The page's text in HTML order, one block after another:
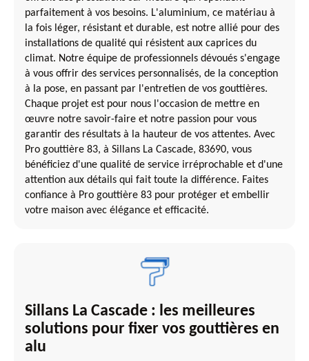
parfaitement à vos besoins. L'aluminium, ce matériau à
la fois léger, résistant et durable, est notre allié pour des
installations de qualité qui résistent aux caprices du
climat. Notre équipe de professionnels dévoués s'engage
à vous offrir des services personnalisés, de la conception
à la pose, en passant par l'entretien de vos gouttières.
Chaque projet est pour nous l'occasion de mettre en
œuvre notre savoir-faire et notre passion pour vous
garantir des résultats à la hauteur de vos attentes. Avec
Pro gouttière 83, à Sillans La Cascade, 83690, vous
bénéficiez d'une qualité de service irréprochable et d'une
attention aux détails qui fait toute la différence. Faites
confiance à Pro gouttière 83 pour protéger et embellir
votre maison avec élégance et efficacité.
Sillans La Cascade : les meilleures
solutions pour fixer vos gouttières en
alu